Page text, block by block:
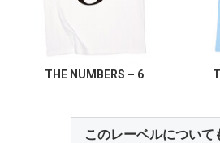
THE NUMBERS – 6
このレーベルについて